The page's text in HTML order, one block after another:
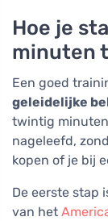
Hoe je
minuten
Een goed
geleidelijke
twintig
nageleefd,
kopen of je bij
De eerste stap
van het